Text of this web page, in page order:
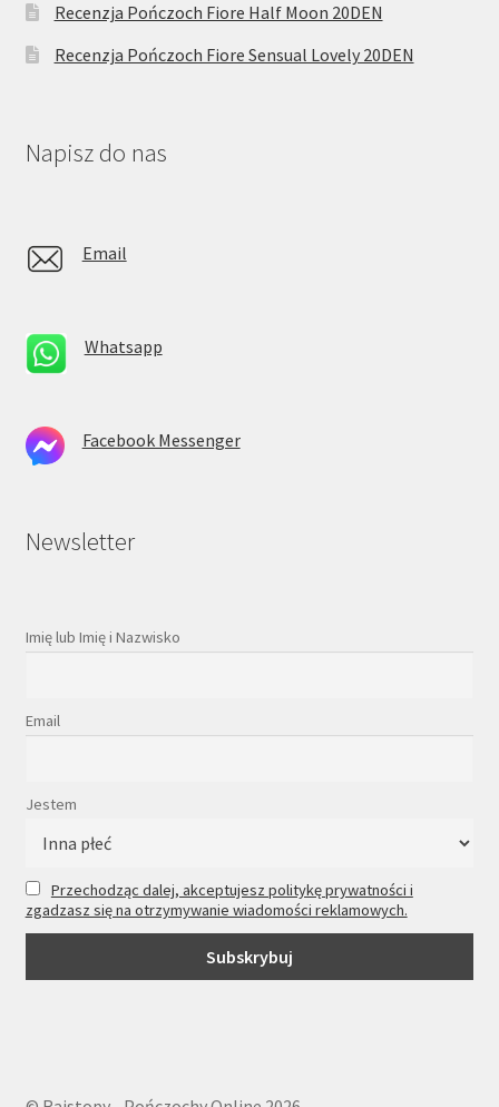
Recenzja Pończoch Fiore Half Moon 20DEN
Recenzja Pończoch Fiore Sensual Lovely 20DEN
Napisz do nas
Email
Whatsapp
Facebook Messenger
Newsletter
Imię lub Imię i Nazwisko
Email
Jestem
Przechodząc dalej, akceptujesz politykę prywatności i
zgadzasz się na otrzymywanie wiadomości reklamowych.